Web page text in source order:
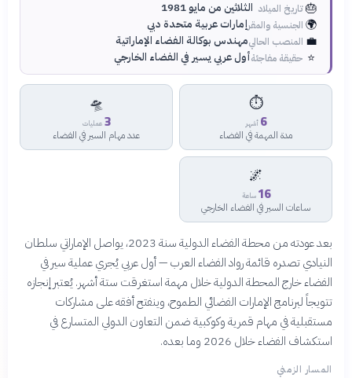
🎂تاريخ الميلاد الثلاثين من مايو 1981
🌍 الجنسية والمقرإمارات عربية متحدة دبي
💼 المنصب الحاليمهندس بوكالة الفضاء الإماراتية
⭐ حقيقة مفاجئةأول عربي يسير في الفضاء الخارجي
⏱️
6 أشهر
مدة المهمة في الفضاء
🛸
3 عمليات
عدد مهام السير في الفضاء
🌌
16 ساعة
ساعات السير في الفضاء الخارجي
بعد عودته من محطة الفضاء الدولية سنة 2023، يواصل الإماراتي سلطان
النيادي تصدره قائمة رواد الفضاء العرب — أول عربي يُجري عملية سير في
الفضاء خارج المحطة الدولية خلال مهمة استغرقت ستة أشهر. يُعتبر إنجازه
تتويجاً لبرنامج الإمارات الفضائي الطموح، وينفتح أفقه على مشاركات
مستقبلية في مهام قمرية وكوكبية ضمن التعاون الدولي المتسارع في
استكشاف الفضاء خلال 2026 وما بعده.
المسار الزمني